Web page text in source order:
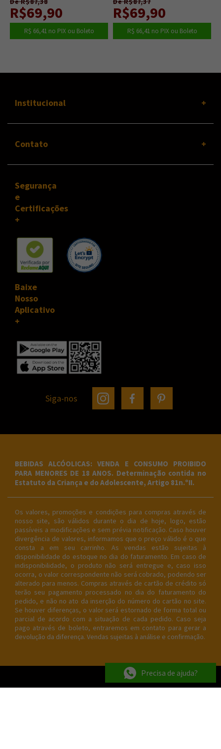
R$69,90
R$ 66,41no PIX ou Boleto
R$69,90
R$ 66,41no PIX ou Boleto
Precisa de ajuda?
Institucional
Contato
Segurança
e
Certificações
Baixe
Nosso
Aplicativo
Siga-nos
BEBIDAS ALCÓOLICAS: VENDA E CONSUMO PROIBIDO
PARA MENORES DE 18 ANOS. Determinação contida no
Estatuto da Criança e do Adolescente, Artigo 81n.ºII.
Os valores, promoções e condições para compras através de
nosso site, são válidos durante o dia de hoje, logo, estão
passíveis a modificações e sem prévia notificação. Caso houver
divergência de valores, informamos que o preço válido é o que
consta a em seu carrinho. As vendas estão sujeitas à
disponibilidade do estoque no dia do faturamento. Em caso de
indisponibilidade, o produto não será entregue e, caso isso
ocorra, o valor correspondente não será cobrado, podendo ser
alterado para menos. Compras através de cartão de crédito só
terão seu pagamento processado no dia do faturamento do
pedido, e não no ato da inserção do número do cartão no site.
Se houver diferenças, o valor será estornado de forma total ou
parcial de acordo com a situação de cada pedido. Caso seja
pago através de boleto, entraremos em contato para gerar a
devolução da diferença. Vendas sujeitas à análise e confirmação.